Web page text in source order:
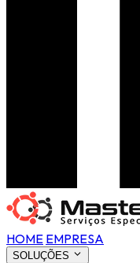
HOME EMPRESA
SOLUÇÕES